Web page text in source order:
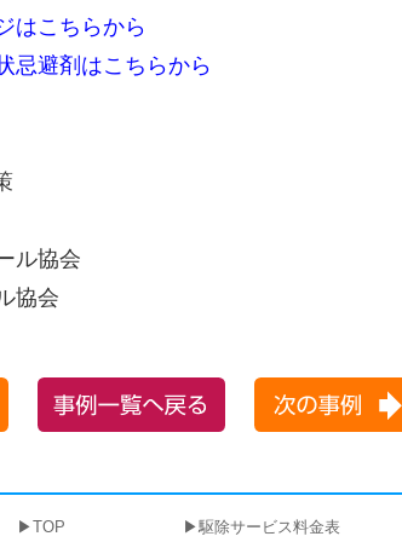
はこちらから
忌避剤はこちらから
ル協会
協会
TOP 駆除サービス料金表